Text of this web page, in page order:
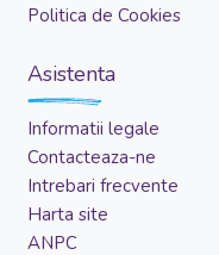
Politica de Cookies
Asistenta
Informatii legale
Contacteaza-ne
Intrebari frecvente
Harta site
ANPC